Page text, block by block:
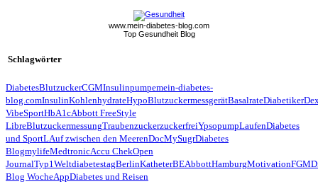
www.mein-diabetes-blog.com
Top Gesundheit Blog
Schlagwörter
DiabetesBlutzuckerCGMInsulinpumpemein-diabetes-
blog.comInsulinKohlenhydrateHypoBlutzuckermessgerätBasalrateDiabetiker
VibeSportHbA1cAbbott FreeStyle
LibreBlutzuckermessungTraubenzuckerzuckerfreiYpsopumpLaufenDiabetes
und SportLAuf zwischen den MeerenDocMySugrDiabetes
BlogmylifeMedtronicAccu ChekOpen
JournalTyp1WeltdiabetestagBerlinKatheterBEAbbottHamburgMotivationFGM
Blog WocheAppDiabetes und Reisen